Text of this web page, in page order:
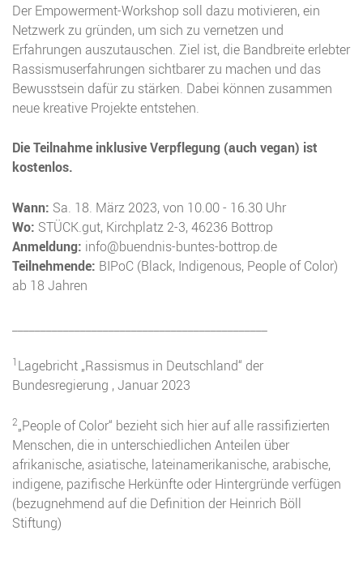
Der Empowerment-Workshop soll dazu motivieren, ein
Netzwerk zu gründen, um sich zu vernetzen und
Erfahrungen auszutauschen. Ziel ist, die Bandbreite erlebter
Rassismuserfahrungen sichtbarer zu machen und das
Bewusstsein dafür zu stärken. Dabei können zusammen
neue kreative Projekte entstehen.
Die Teilnahme inklusive Verpflegung (auch vegan) ist
kostenlos.
Wann: Sa. 18. März 2023, von 10.00 - 16.30 Uhr
Wo: STÜCK.gut, Kirchplatz 2-3, 46236 Bottrop
Anmeldung: info@buendnis-buntes-bottrop.de
Teilnehmende: BIPoC (Black, Indigenous, People of Color)
ab 18 Jahren
1 Lagebricht „Rassismus in Deutschland“ der
Bundesregierung , Januar 2023
2„People of Color“ bezieht sich hier auf alle rassifizierten
Menschen, die in unterschiedlichen Anteilen über
afrikanische, asiatische, lateinamerikanische, arabische,
indigene, pazifische Herkünfte oder Hintergründe verfügen
(bezugnehmend auf die Definition der Heinrich Böll
Stiftung)